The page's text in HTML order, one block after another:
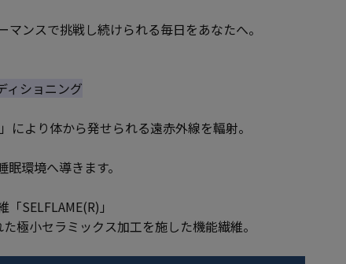
マンスで挑戦し続けられる毎日をあなたへ。
ィショニング
により体から発せられる遠赤外線を輻射。
環境へ導きます。
SELFLAME(R)」
極小セラミックス加工を施した機能繊維。